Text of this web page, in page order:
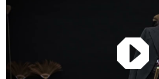
Play